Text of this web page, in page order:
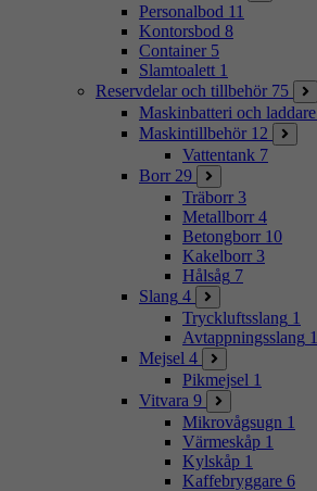
Personalbod 11
Kontorsbod 8
Container 5
Slamtoalett 1
Reservdelar och tillbehör 75
Maskinbatteri och laddare
Maskintillbehör 12
Vattentank 7
Borr 29
Träborr 3
Metallborr 4
Betongborr 10
Kakelborr 3
Hålsåg 7
Slang 4
Tryckluftsslang 1
Avtappningsslang 1
Mejsel 4
Pikmejsel 1
Vitvara 9
Mikrovågsugn 1
Värmeskåp 1
Kylskåp 1
Kaffebryggare 6